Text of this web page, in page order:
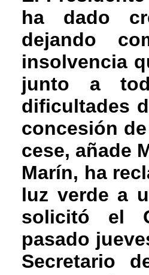
ha dado
dejando
insolvencia
junto a
dificultades
concesión
cese, añade
Marín, ha
luz verde a
solicitó el
pasado
Secretario